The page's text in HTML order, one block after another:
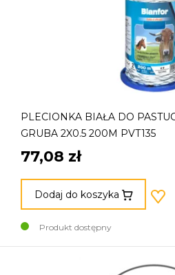
PLECIONKA BIAŁA DO
GRUBA 2X0.5 200M PVT135
77,08 zł
Dodaj do koszyka
Produkt dostępny